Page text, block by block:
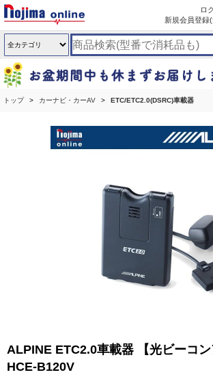
ロ
新規会員登録
トップ カーナビ・カーAV ETC/ETC2.0(DSRC)車載器
ALPINE ETC2.0車載器 【光ビーコン
HCE-B120V